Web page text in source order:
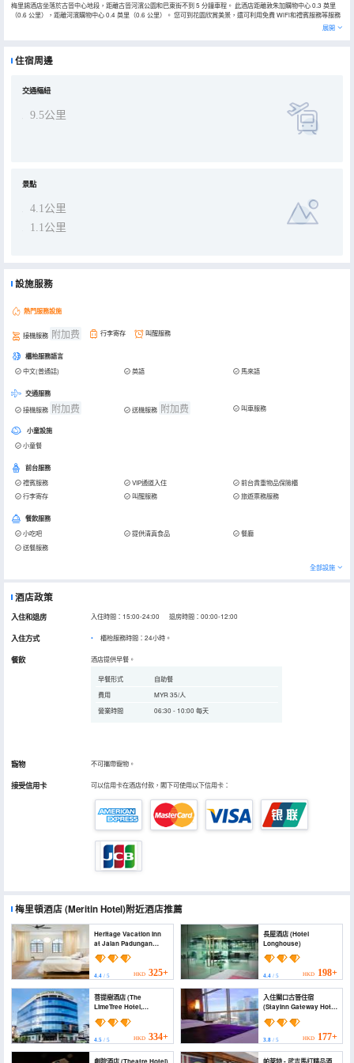
梅里錫酒店坐落於古晉中心地段，距離古晉河濱公園和巴東街不到 5 分鐘車程。 此酒店距離敦朱加購物中心 0.3 英里
（0.6 公里），距離河濱購物中心 0.4 英里（0.6 公里）。 您可到花園欣賞美景，還可利用免費 WiFi和禮賓服務等服務
和設施。 您可以到餐廳享用一頓美餐；也可以去咖啡館吃些點心。或者可以待在房間裏，享受酒店的客房送餐服務。每
的私人浴室提供大花灑淋浴噴頭和免費洗浴用品。便利設施包括電話，以及保險箱和書桌。
展開
住宿周邊
交通樞紐
9.5公里
景點
4.1公里
1.1公里
設施服務
熱門服務設施
接機服務 附加费 行李寄存 叫醒服務
櫃枱服務語言
中文(普通話) 英語 馬來語
交通服務
接機服務 附加费 送機服務 附加费 叫車服務
小童設施
小童餐
前台服務
禮賓服務 VIP通道入住
前台貴重物品保險櫃
行李寄存
叫醒服務 旅遊票務服務
餐飲服務
小吃吧 提供清真食品
餐廳
送餐服務
全部設施
酒店政策
入住和退房 入住時間：15:00-24:00 退房時間：00:00-12:00
入住方式 櫃枱服務時間：24小時。
餐飲 酒店提供早餐。
早餐形式
自助餐
費用
MYR 35/人
營業時間
06:30 - 10:00 每天
寵物 不可攜帶寵物。
接受信用卡 可以信用卡在酒店付款，閣下可使用以下信用卡：
梅里頓酒店(Meritin Hotel)附近酒店推薦
Heritage Vacation Inn
at Jalan Padungan
(Heritage Vacation Inn
at Jalan Padungan)
4.4 / 5 HKD 325+
長屋酒店 (Hotel
Longhouse)
4.4/ 5 HKD 198+
菩提樹酒店 (The
LimeTree Hotel,
4.5 / 5 HKD 334+
入住關口古晉住宿
(StayInn Gateway Hotel
3.8/ 5 HKD 177+